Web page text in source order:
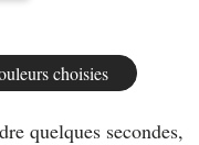
quelques secondes,